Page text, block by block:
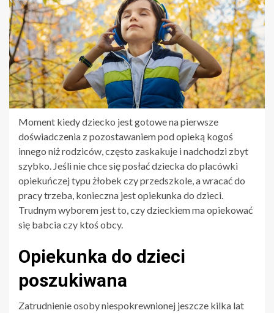
Moment kiedy dziecko jest gotowe na pierwsze
doświadczenia z pozostawaniem pod opieką kogoś
innego niż rodziców, często zaskakuje i nadchodzi zbyt
szybko. Jeśli nie chce się posłać dziecka do placówki
opiekuńczej typu żłobek czy przedszkole, a wracać do
pracy trzeba, konieczna jest opiekunka do dzieci.
Trudnym wyborem jest to, czy dzieckiem ma opiekować
się babcia czy ktoś obcy.
Opiekunka do dzieci
poszukiwana
Zatrudnienie osoby niespokrewnionej jeszcze kilka lat